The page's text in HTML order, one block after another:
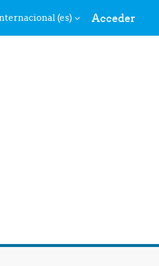
‎(es)‎ Acceder